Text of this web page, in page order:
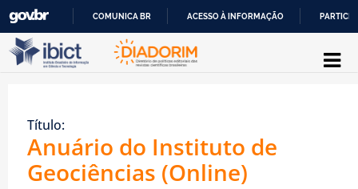
IR
COMUNICA BR ACESSO À INFORMAÇÃO
Pular para o conteúdo
Título:
Anuário do Instituto de
Geociências (Online)